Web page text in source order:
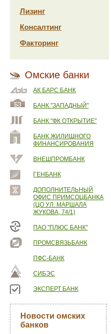
Лизинг
Консалтинг
Факторинг
Омские банки
АК БАРС БАНК
БАНК "ЗАПАДНЫЙ"
БАНК "ФК ОТКРЫТИЕ"
БАНК ЖИЛИЩНОГО
ФИНАНСИРОВАНИЯ
ВНЕШПРОМБАНК
ГЕНБАНК
ДОПОЛНИТЕЛЬНЫЙ
ОФИС ПРИМСОЦБАНКА
(ЦО УЛ. МАРШАЛА
ЖУКОВА, 74/1)
ПАО "ПЛЮС БАНК"
ПРОМСВЯЗЬБАНК
ПФС-БАНК
СИБЭС
ЭКСПЕРТ БАНК
Новости омских
банков